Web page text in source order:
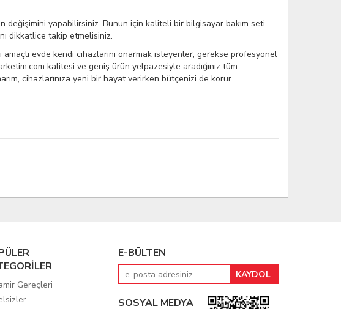
değişimini yapabilirsiniz. Bunun için kaliteli bir bilgisayar bakım seti
dikkatlice takip etmelisiniz.
evde kendi cihazlarını onarmak isteyenler, gerekse profesyonel
kalitesi ve geniş ürün yelpazesiyle aradığınız tüm
cihazlarınıza yeni bir hayat verirken bütçenizi de korur.
Gereçleri
E-BÜLTEN
SOSYAL MEDYA